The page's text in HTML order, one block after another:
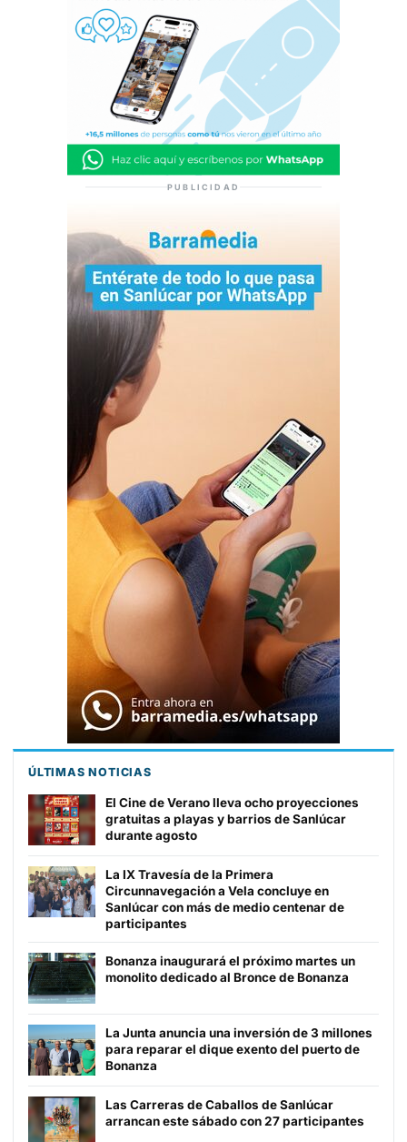
PUBLICIDAD
ÚLTIMAS NOTICIAS
El Cine de Verano lleva ocho proyecciones
gratuitas a playas y barrios de Sanlúcar
durante agosto
La IX Travesía de la Primera
Circunnavegación a Vela concluye en
Sanlúcar con más de medio centenar de
participantes
Bonanza inaugurará el próximo martes un
monolito dedicado al Bronce de Bonanza
La Junta anuncia una inversión de 3 millones
para reparar el dique exento del puerto de
Bonanza
Las Carreras de Caballos de Sanlúcar
arrancan este sábado con 27 participantes